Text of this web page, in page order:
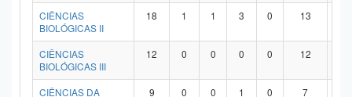
CIÊNCIAS
BIOLÓGICAS II
18 1 1 3 0 13
CIÊNCIAS
BIOLÓGICAS III
12 0 0 0 0 12
CIÊNCIAS DA
9 0 0 1 0 7